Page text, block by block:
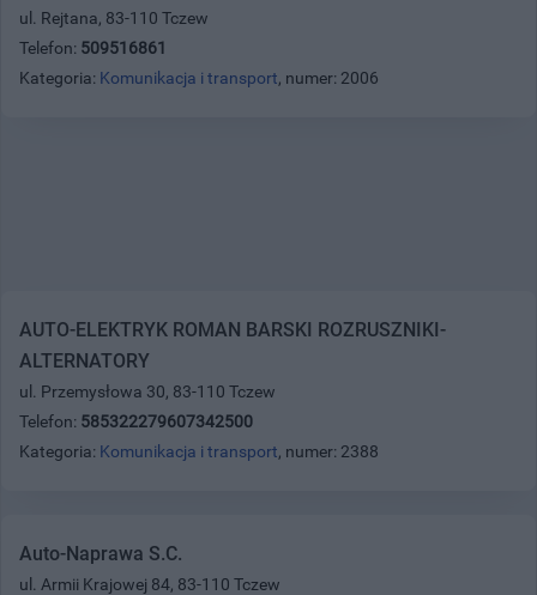
ul. Rejtana, 83-110 Tczew
Telefon: 509516861
Kategoria: Komunikacja i transport, numer: 2006
AUTO-ELEKTRYK ROMAN BARSKI ROZRUSZNIKI-
ALTERNATORY
ul. Przemysłowa 30, 83-110 Tczew
Telefon: 585322279607342500
Kategoria: Komunikacja i transport, numer: 2388
Auto-Naprawa S.C.
ul. Armii Krajowej 84, 83-110 Tczew